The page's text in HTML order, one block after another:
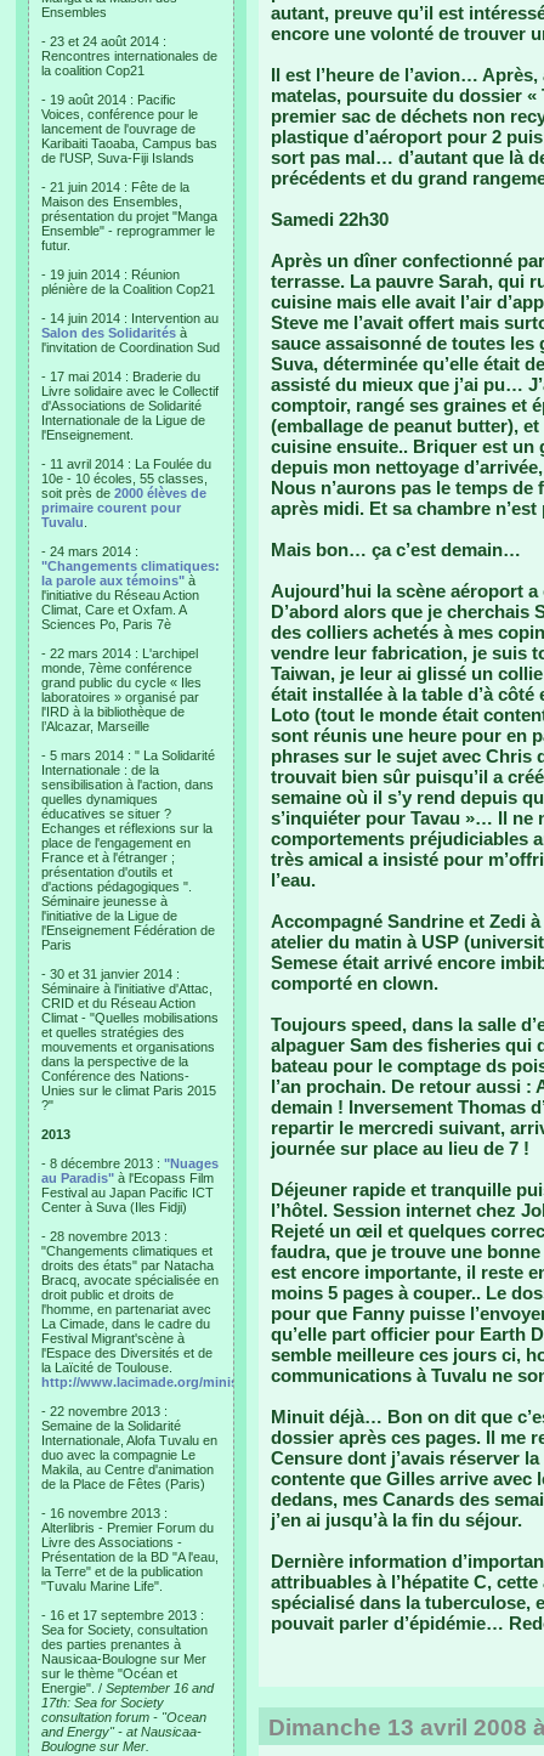
Ensembles
- 23 et 24 août 2014 :
Rencontres internationales de
la coalition Cop21
- 19 août 2014 : Pacific
Voices, conférence pour le
lancement de l'ouvrage de
Karibaiti Taoaba, Campus bas
de l'USP, Suva-Fiji Islands
- 21 juin 2014 : Fête de la
Maison des Ensembles,
présentation du projet "Manga
Ensemble" - reprogrammer le
futur.
- 19 juin 2014 : Réunion
plénière de la Coalition Cop21
- 14 juin 2014 : Intervention au
Salon des Solidarités à
l'invitation de Coordination Sud
- 17 mai 2014 : Braderie du
Livre solidaire avec le Collectif
d'Associations de Solidarité
Internationale de la Ligue de
l'Enseignement.
- 11 avril 2014 : La Foulée du
10e - 10 écoles, 55 classes,
soit près de 2000 élèves de
primaire courent pour
Tuvalu
- 24 mars 2014 :
"Changements climatiques:
la parole aux témoins" à
l'initiative du Réseau Action
Climat, Care et Oxfam. A
Sciences Po, Paris 7è
- 22 mars 2014 : L'archipel
monde, 7ème conférence
grand public du cycle « Iles
laboratoires » organisé par
l'IRD à la bibliothèque de
l’Alcazar, Marseille
- 5 mars 2014 : " La Solidarité
Internationale : de la
sensibilisation à l'action, dans
quelles dynamiques
éducatives se situer ?
Echanges et réflexions sur la
place de l'engagement en
France et à l'étranger ;
présentation d'outils et
d'actions pédagogiques ".
Séminaire jeunesse à
l'initiative de la Ligue de
l'Enseignement Fédération de
Paris
- 30 et 31 janvier 2014 :
Séminaire à l'initiative d'Attac,
CRID et du Réseau Action
Climat - "Quelles mobilisations
et quelles stratégies des
mouvements et organisations
dans la perspective de la
Conférence des Nations-
Unies sur le climat Paris 2015
?"
2013
- 8 décembre 2013 : "Nuages
au Paradis" à l'Ecopass Film
Festival au Japan Pacific ICT
Center à Suva (Iles Fidji)
- 28 novembre 2013 :
"Changements climatiques et
droits des états" par Natacha
Bracq, avocate spécialisée en
droit public et droits de
l'homme, en partenariat avec
La Cimade, dans le cadre du
Festival Migrant'scène à
l'Espace des Diversités et de
la Laïcité de Toulouse.
http://www.lacimade.org/minisites/migrantscene
- 22 novembre 2013 :
Semaine de la Solidarité
Internationale, Alofa Tuvalu en
duo avec la compagnie Le
Makila, au Centre d'animation
de la Place de Fêtes (Paris)
- 16 novembre 2013 :
Alterlibris - Premier Forum du
Livre des Associations -
Présentation de la BD "A l'eau,
la Terre" et de la publication
"Tuvalu Marine Life".
- 16 et 17 septembre 2013 :
Sea for Society, consultation
des parties prenantes à
Nausicaa-Boulogne sur Mer
sur le thème "Océan et
Energie". / September 16 and
17th: Sea for Society
consultation forum - "Ocean
and Energy" - at Nausicaa-
Boulogne sur Mer.
autant, preuve qu’il est
encore une volonté de trouver
Il est l’heure de l’avion…
matelas, poursuite du dossier
premier sac de déchets non
plastique d’aéroport pour 2
sort pas mal… d’autant que là
précédents et du grand
Samedi 22h30
Après un dîner confectionné
terrasse. La pauvre Sarah, qui
cuisine mais elle avait l’air
Steve me l’avait offert mais
sauce assaisonné de toutes les
Suva, déterminée qu’elle était
assisté du mieux que j’ai pu…
comptoir, rangé ses graines et
(emballage de peanut butter),
cuisine ensuite.. Briquer est un
depuis mon nettoyage
Nous n’aurons pas le temps
après midi. Et sa chambre
Mais bon… ça c’est demain…
Aujourd’hui la scène aéroport
D’abord alors que je cherchais
des colliers achetés à mes
vendre leur fabrication, je suis
Taiwan, je leur ai glissé un
était installée à la table d’à
Loto (tout le monde était
sont réunis une heure pour en
phrases sur le sujet avec Chris
trouvait bien sûr puisqu’il a
semaine où il s’y rend depuis
s’inquiéter pour Tavau »… Il ne
comportements préjudiciables
très amical a insisté pour
l’eau.
Accompagné Sandrine et Zedi
atelier du matin à USP
Semese était arrivé encore
comporté en clown.
Toujours speed, dans la salle
alpaguer Sam des fisheries qui
bateau pour le comptage ds
l’an prochain. De retour aussi :
demain ! Inversement Thomas
repartir le mercredi suivant,
journée sur place au lieu de 7 !
Déjeuner rapide et tranquille
l’hôtel. Session internet chez
Rejeté un œil et quelques
faudra, que je trouve une
est encore importante, il reste
moins 5 pages à couper.. Le
pour que Fanny puisse
qu’elle part officier pour Earth
semble meilleure ces jours ci,
communications à Tuvalu ne
Minuit déjà… Bon on dit que
dossier après ces pages. Il me
Censure dont j’avais réserver
contente que Gilles arrive avec
dedans, mes Canards des
j’en ai jusqu’à la fin du séjour.
Dernière information
attribuables à l’hépatite C,
spécialisé dans la tuberculose,
pouvait parler d’épidémie…
Dimanche 13 avril 2008